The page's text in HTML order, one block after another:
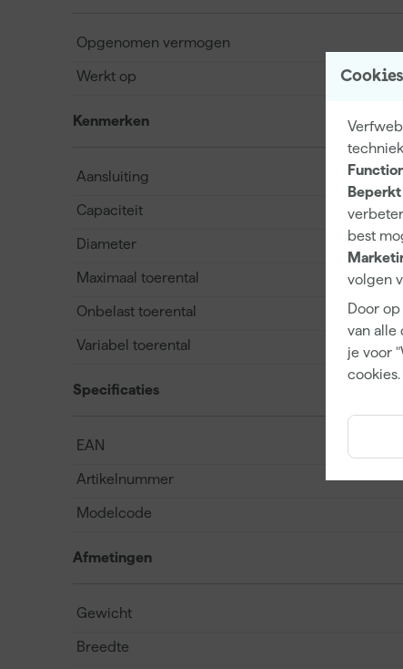
Cookies
best
volgen
Door
van alle
je voor
Opgenomen vermogen
Werkt op
Kenmerken
Aansluiting
Capaciteit
Diameter
Maximaal toerental
Onbelast toerental
Variabel toerental
Specificaties
EAN
Artikelnummer
Modelcode
Afmetingen
Gewicht
Breedte